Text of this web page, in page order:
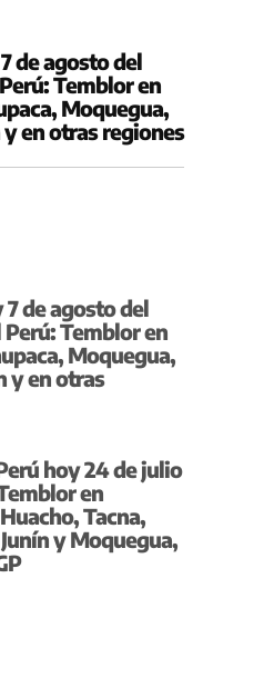
de agosto del
Temblor en
Moquegua,
en otras regiones
7 de agosto del
Perú: Temblor en
Moquegua,
y en otras
hoy 24 de julio
en
Tacna,
y Moquegua,